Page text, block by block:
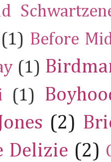
(1) Before
(1)
(1)
(2)
Delizie (2)